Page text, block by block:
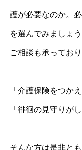
護が必要なのか。
を選んでみましょ
ご相談も承っており
「介護保険をつか
「徘徊の見守りが
そんな方は是非と